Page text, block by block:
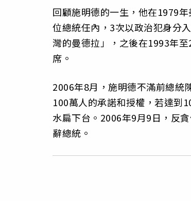
回顧施明德的一生，他在1979
位總統任內，3次以政治犯身分
灣的曼德拉」，之後在1993年
席。
2006年8月，施明德不滿前總統
100萬人的承諾和授權，若達到
水扁下台。2006年9月9日，反
辭總統。